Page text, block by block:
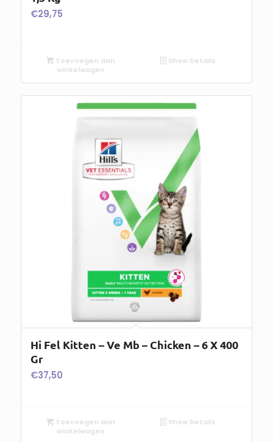
€29,75
Toevoegen aan
winkelwagen
Show Details
Hi Fel Kitten – Ve Mb – Chicken – 6 X 400
Gr
€37,50
Toevoegen aan
winkelwagen
Show Details